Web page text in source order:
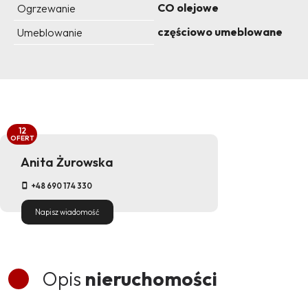
Ogrzewanie
CO olejowe
Umeblowanie
częściowo umeblowane
Anita Żurowska
+48 690 174 330
Napisz wiadomość
12
OFERT
Opis nieruchomości